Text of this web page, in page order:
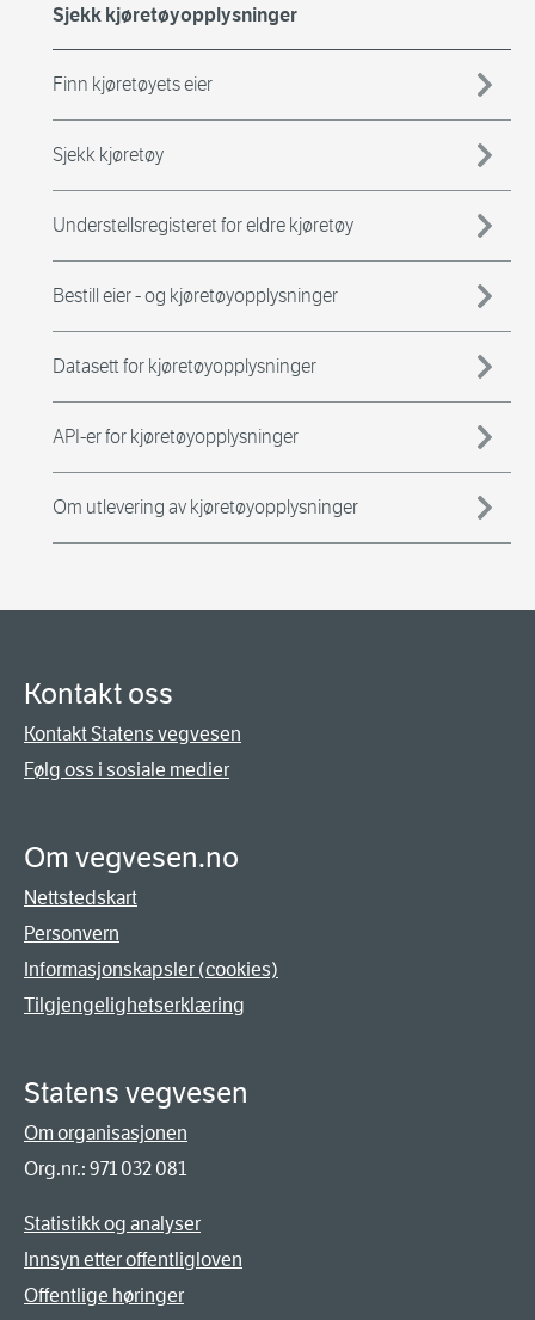
Sjekk kjøretøyopplysninger
Finn kjøretøyets eier
Sjekk kjøretøy
Understellsregisteret for eldre kjøretøy
Bestill eier - og kjøretøyopplysninger
Datasett for kjøretøyopplysninger
API-er for kjøretøyopplysninger
Om utlevering av kjøretøyopplysninger
Kontakt oss
Kontakt Statens vegvesen
Følg oss i sosiale medier
Om vegvesen.no
Nettstedskart
Personvern
Informasjonskapsler (cookies)
Tilgjengelighetserklæring
Statens vegvesen
Om organisasjonen
Org.nr.: 971 032 081
Statistikk og analyser
Innsyn etter offentligloven
Offentlige høringer